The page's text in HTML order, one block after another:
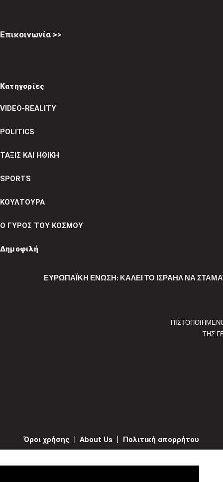
Επικοινωνία >>
Κατηγορίες
VIDEO-REALITY
POLITICS
ΤΑΞΙΣ ΚΑΙ ΗΘΙΚΗ
SPORTS
ΚΟΥΛΤΟΥΡΑ
Ο ΓΥΡΟΣ ΤΟΥ ΚΟΣΜΟΥ
Δημοφιλή
ΕΥΡΩΠΑΪΚΉ ΈΝΩΣΗ: ΚΑΛΕΊ ΤΟ ΙΣΡΑΉΛ ΝΑ
ΤΗΣ
Όροι χρήσης About Us Πολιτική απορρήτου